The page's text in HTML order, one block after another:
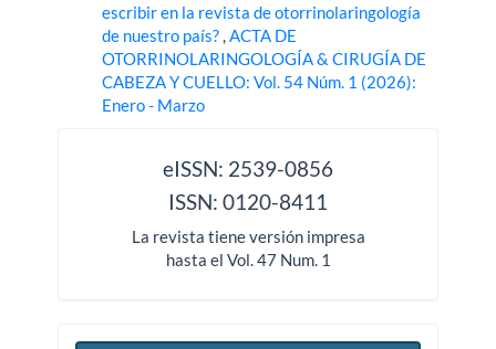
escribir en la revista de otorrinolaringología
de nuestro país? ACTA DE
OTORRINOLARINGOLOGÍA & CIRUGÍA DE
CABEZA Y CUELLO: Vol. 54 Núm. 1 (2026):
Enero - Marzo
eISSN: 2539-0856
ISSN: 0120-8411
La revista tiene versión impresa
hasta el Vol. 47 Num. 1